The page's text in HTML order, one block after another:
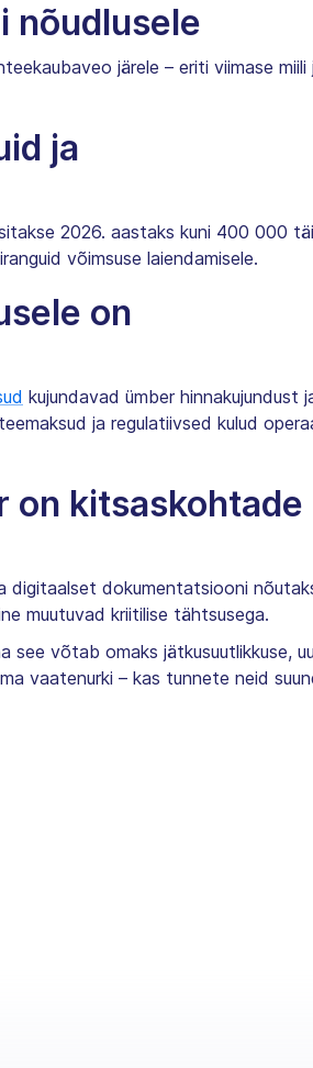
nõudlusele
järele – eriti viimase miili
ja
2026. aastaks kuni 400 000
võimsuse laiendamisele.
on
kujundavad ümber hinnakujundust
ja regulatiivsed kulud
on kitsaskohtade
digitaalset dokumentatsiooni
muutuvad kriitilise tähtsusega.
see võtab omaks jätkusuutlikkuse,
vaatenurki – kas tunnete neid